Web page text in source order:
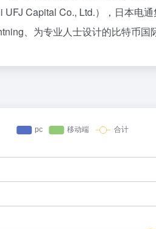
Capital Co., Ltd.），日本电
、为专业人士设计的比特币国